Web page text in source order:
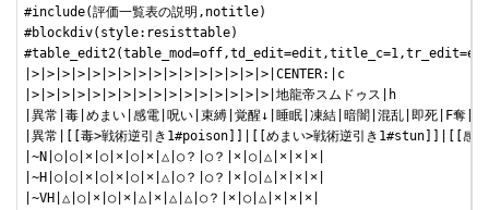
#include(評価一覧表の説明,notitle)
#blockdiv(style:resisttable)
|>|>|>|>|>|>|>|>|>|>|>|>|>|>|>|>|CENTER:|c
|>|>|>|>|>|>|>|>|>|>|>|>|>|>|>|>|地龍帝スムドゥス|h
|異常|毒|めまい|感電|呪い|束縛|覚醒↓|睡眠|凍結|暗闇|混乱|即死|F奪|F
|異常|[[毒>戦術逆引き1#poison]]|[[めまい>戦術逆引き1#stun]]|[[感
|~N|○|○|×|○|×|○|×|△|○？|○？|×|○|△|×|×|×|
|~H|○|○|×|○|×|○|×|△|○？|○？|×|○|△|×|×|×|
|~VH|△|○|×|○|×|△|×|△|△|○？|×|○|△|×|×|×|